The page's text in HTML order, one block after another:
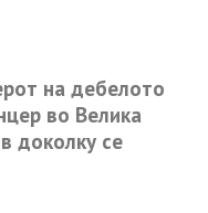
на дебелото
во Велика
доколку се